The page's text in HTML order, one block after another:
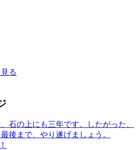
る
石の上にも三年です。したがった、
後まで、やり遂げましょう。